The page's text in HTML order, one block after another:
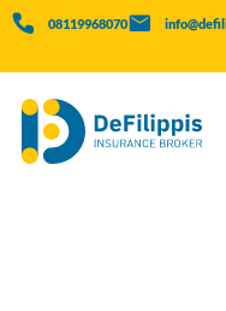
08119968070